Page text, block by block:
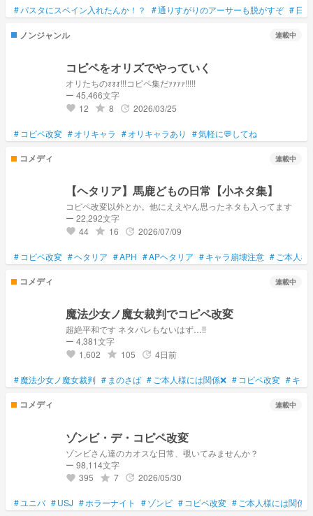
#パスタにスペイン入れたんか！？ #通りすがりのアーサーも脱がすぞ # 日
ノンジャンル 連載中
コピペをオリズでやっていく
オリたちのｫｫｫ!!!コピペ集だｧｧｧｧ!!!!!
ー 45,466文字
favorite 12 grade 8 update 2026/03/25
# コピペ改変 #オリキャラ #オリキャラあり #気軽に💬してね
コメディ 連載中
【ヘタリア】馬鹿どもの日常【小ネタ集】
コピペ改変以外とか。他にええやん思ったネタも入ってます
ー 22,292文字
favorite 44 grade 16 update 2026/07/09
# コピペ改変 #ヘタリア #APH #APヘタリア #キャラ崩壊注意 # ご本人様
コメディ 連載中
魔法少女ノ魔女裁判でコピペ改変
超絶平和です ネタバレもないはず…‼
ー 4,381文字
favorite 1,602 grade 105 update 4日前
#魔法少女ノ魔女裁判 # まのさば # ご本人様には関係❌ # コピペ改変 #キャ
コメディ 連載中
ゾンビ・デ・コピペ改変
ゾンビさん達のカオスな日常、覗いてみませんか？
ー 98,114文字
favorite 395 grade 7 update 2026/05/30
# ユニバ #USJ #ホラーナイト #ゾンビ # コピペ改変 # ご本人様には関係❌